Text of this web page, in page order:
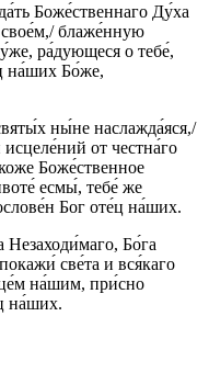
Боже́ственнаго Ду́ха
блаже́нную
ра́дующеся о тебе́,
на́ших Бо́же,
ны́не наслажда́яся,/
от честна́го
Боже́ственное
есмы́, тебе́ же
Бог оте́ц на́ших.
Незаходи́маго, Бо́га
све́та и вся́каго
на́шим, при́сно
на́ших.